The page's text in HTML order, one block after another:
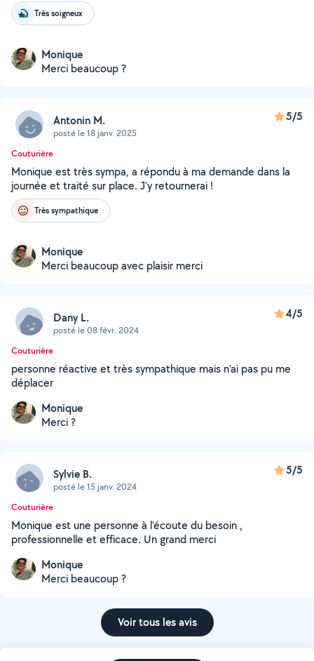
Très soigneux
Monique
Merci beaucoup ?
Antonin M.
posté le 18 janv. 2025
5/5
Couturière
Monique est très sympa, a répondu à ma demande dans la
journée et traité sur place. J'y retournerai !
Très sympathique
Monique
Merci beaucoup avec plaisir merci
Dany L.
posté le 08 févr. 2024
4/5
Couturière
personne réactive et très sympathique mais n'ai pas pu me
déplacer
Monique
Merci ?
Sylvie B.
posté le 15 janv. 2024
5/5
Couturière
Monique est une personne à l'écoute du besoin ,
professionnelle et efficace. Un grand merci
Monique
Merci beaucoup ?
Voir tous les avis